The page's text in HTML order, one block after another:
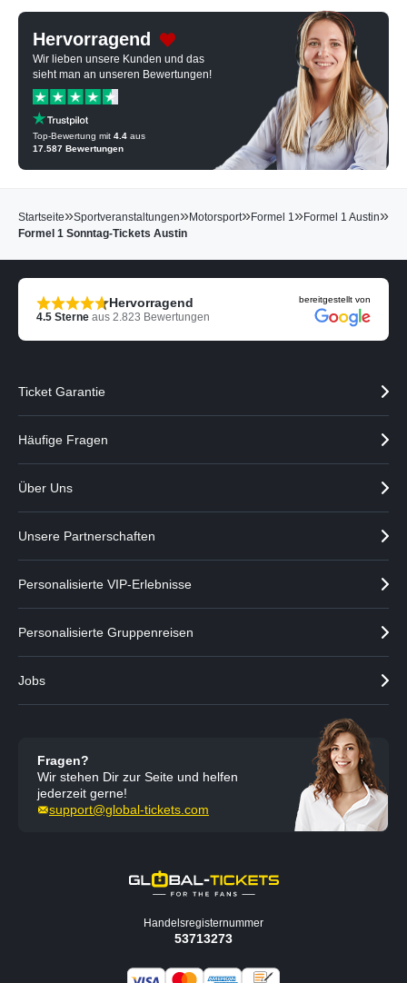
Hervorragend
Wir lieben unsere Kunden und das
sieht man an unseren Bewertungen!
Top-Bewertung mit 4.4 aus
17.587 Bewertungen
Startseite»Sportveranstaltungen»Motorsport»Formel 1»Formel 1 Austin»
Formel 1 Sonntag-Tickets Austin
Hervorragend
4.5 Sterne aus 2.823 Bewertungen
bereitgestellt von
Ticket Garantie
Häufige Fragen
Über Uns
Unsere Partnerschaften
Personalisierte VIP-Erlebnisse
Personalisierte Gruppenreisen
Jobs
Fragen?
Wir stehen Dir zur Seite und helfen
jederzeit gerne!
support@global-tickets.com
Handelsregisternummer
53713273